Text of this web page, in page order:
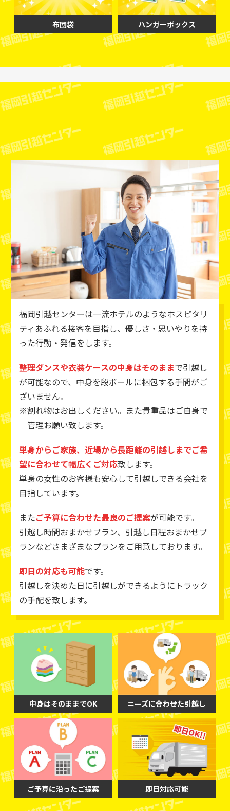
布団袋 ハンガーボックス
福岡引越センターは一流ホテルのようなホスピタリ
ティあふれる接客を目指し、優しさ・思いやりを持
った行動・発信をします。
整理ダンスや衣装ケースの中身はそのままで引越し
が可能なので、中身を段ボールに梱包する手間がご
ざいません。
割れ物はお出しください。また貴重品はご自身で
管理お願い致します。
単身からご家族、近場から長距離の引越しまでご希
望に合わせて幅広くご対応致します。
単身の女性のお客様も安心して引越しできる会社を
目指しています。
またご予算に合わせた最良のご提案が可能です。
引越し時間おまかせプラン、引越し日程おまかせプ
ランなどさまざまなプランをご用意しております。
即日の対応も可能です。
引越しを決めた日に引越しができるようにトラック
の手配を致します。
中身はそのままでOK ニーズに合わせた引越し
ご予算に沿ったご提案 即日対応可能